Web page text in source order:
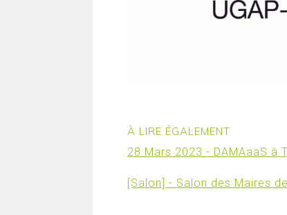
À LIRE ÉGALEMENT
28 Mars 2023 - DAMAaaS à
[Salon] - Salon des Maires